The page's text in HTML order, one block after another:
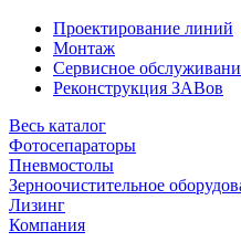
Проектирование линий
Монтаж
Сервисное
Реконструкция ЗАВов
Весь каталог
Фотосепараторы
Пневмостолы
Зерноочистительное
Лизинг
Компания